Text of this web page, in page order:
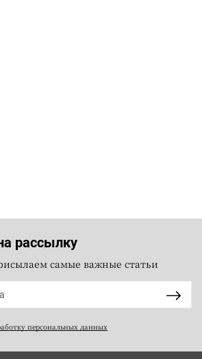
рассылку
самые важные статьи
персональных данных